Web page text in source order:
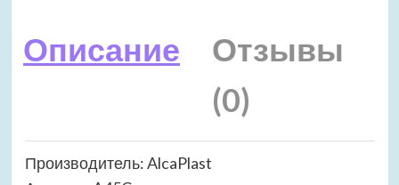
Описание
Отзывы
(0)
Производитель: AlcaPlast